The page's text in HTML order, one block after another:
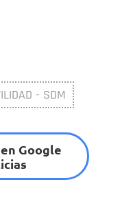
- SDM
Google